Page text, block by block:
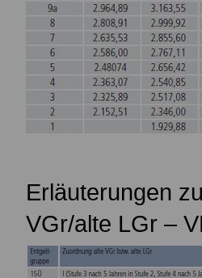
Erläuterungen
VGr/alte LGr –